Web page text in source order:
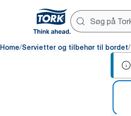
Home/Servietter og tilbehør til bordet/